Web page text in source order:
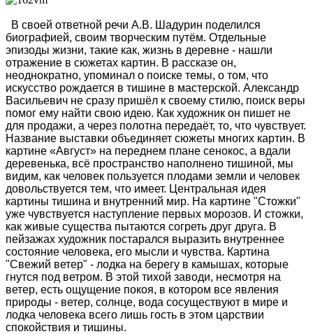
В своей ответной речи А.В. Шадурин поделился
биографией, своим творческим путём. Отдельные
эпизоды жизни, такие как, жизнь в деревне - нашли
отражение в сюжетах картин. В рассказе он,
неоднократно, упоминал о поиске темы, о том, что
искусство рождается в тишине в мастерской. Александр
Васильевич не сразу пришёл к своему стилю, поиск веры
помог ему найти свою идею. Как художник он пишет не
для продажи, а через полотна передаёт, то, что чувствует.
Название выставки объединяет сюжеты многих картин. В
картине «Август» на переднем плане сенокос, а вдали
деревенька, всё пространство наполнено тишиной, мы
видим, как человек пользуется плодами земли и человек
довольствуется тем, что имеет. Центральная идея
картины тишина и внутренний мир. На картине "Стожки"
уже чувствуется наступление первых морозов. И стожки,
как живые существа пытаются согреть друг друга. В
пейзажах художник постарался выразить внутреннее
состояние человека, его мысли и чувства. Картина
"Свежий ветер" - лодка на берегу в камышах, которые
гнутся под ветром. В этой тихой заводи, несмотря на
ветер, есть ощущение покоя, в котором все явления
природы - ветер, солнце, вода сосуществуют в мире и
лодка человека всего лишь гость в этом царствии
спокойствия и тишины.